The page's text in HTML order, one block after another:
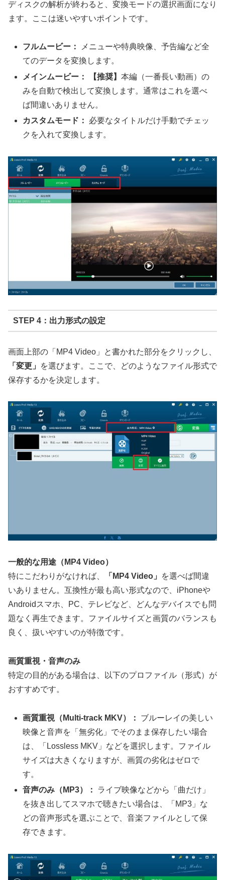
ディスクの解析が終わると、変換モードの選択画面になり
ます。ここは迷いやすいポイントです。
フルムービー：
メニューや特典映像、予告編など全
てのデータを変換します。
メインムービー：
【推奨】本編（一番長い動画）の
みを自動で検出して変換します。通常はこれを選べ
ば間違いありません。
カスタムモード：
必要なタイトルだけ手動でチェッ
クを入れて変換します。
STEP 4：出力形式の設定
画面上部の「MP4 Video」と書かれた部分をクリックし、
「変更」
を選びます。ここで、どのようなファイル形式で
保存するかを決定します。
一般的な用途（MP4 Video）
特にこだわりがなければ、
「MP4 Video」
を選べば間違
いありません。互換性が最も高い形式なので、iPhoneや
Androidスマホ、PC、テレビなど、どんなデバイスでも問
題なく再生できます。ファイルサイズと画質のバランスも
良く、扱いやすいのが特徴です。
画質重視・音声のみ
特定の目的がある場合は、以下のプロファイル（形式）が
おすすめです。
画質重視（ Multi-track MKV）：
ブルーレイの美しい
映像と音声を「無劣化」でそのまま保存したい場合
は、「Lossless MKV」などを選択します。ファイル
サイズは大きくなりますが、画質の劣化はゼロで
す。
音声のみ（ MP3）：
ライブ映像などから「曲だけ」
を抜き出してスマホで聴きたい場合は、「MP3」な
どの音声形式を選ぶことで、音楽ファイルとして保
存できます。